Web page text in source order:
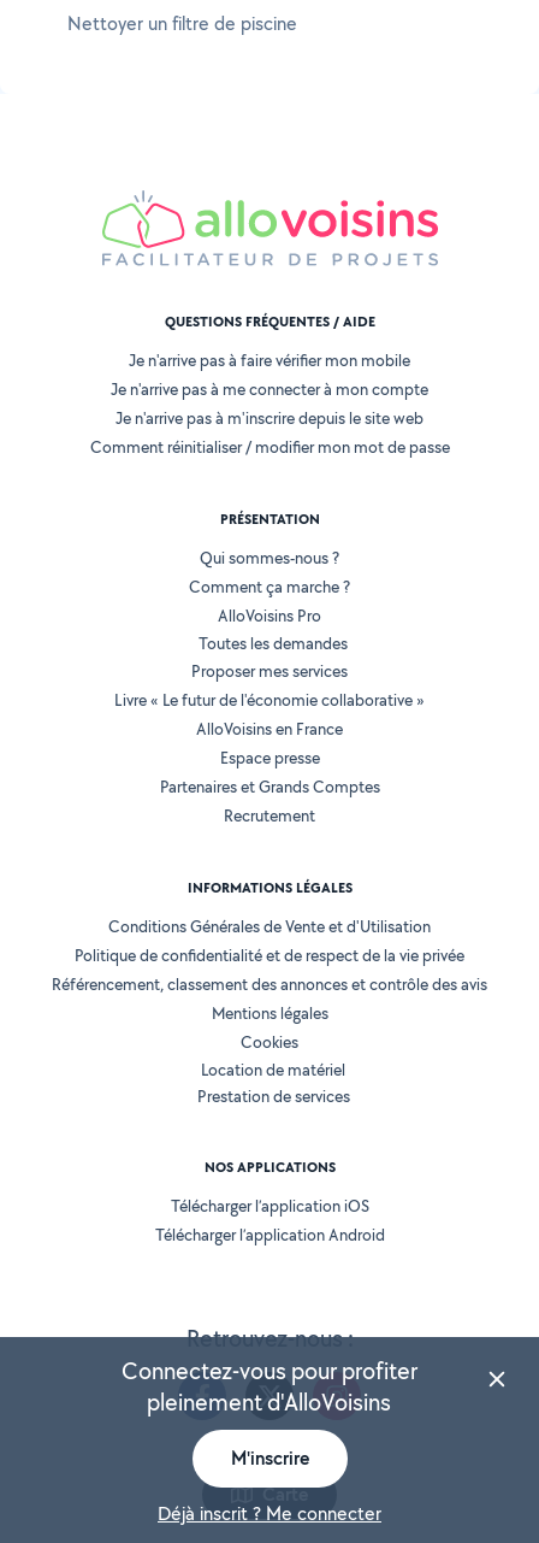
Nettoyer un filtre de piscine
Carte
Retrouvez-nous :
QUESTIONS FRÉQUENTES / AIDE
Je n'arrive pas à faire vérifier mon mobile
Je n'arrive pas à me connecter à mon compte
Je n'arrive pas à m'inscrire depuis le site web
Comment réinitialiser / modifier mon mot de passe
PRÉSENTATION
Qui sommes-nous ?
Comment ça marche ?
AlloVoisins Pro
Toutes les demandes
Proposer mes services
Livre « Le futur de l'économie collaborative »
AlloVoisins en France
Espace presse
Partenaires et Grands Comptes
Recrutement
INFORMATIONS LÉGALES
Conditions Générales de Vente et d'Utilisation
Politique de confidentialité et de respect de la vie privée
Référencement, classement des annonces et contrôle des avis
Mentions légales
Cookies
Location de matériel
Prestation de services
NOS APPLICATIONS
Télécharger l’application iOS
Télécharger l’application Android
Connectez-vous pour profiter
pleinement d'AlloVoisins
M'inscrire
Déjà inscrit ? Me connecter